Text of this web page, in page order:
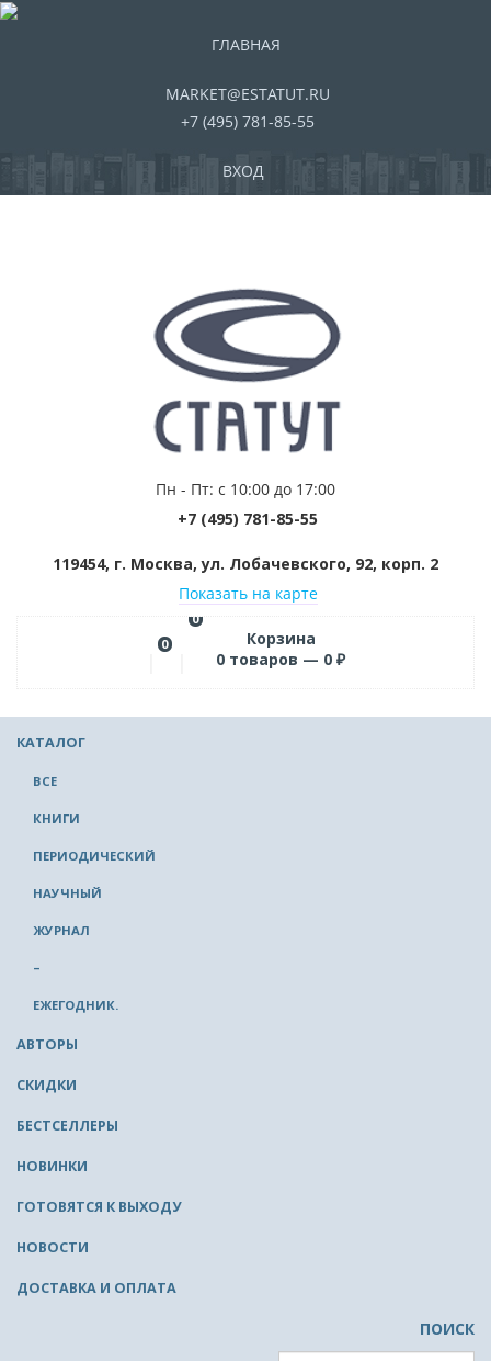
ГЛАВНАЯ
MARKET@ESTATUT.RU
+7 (495) 781-85-55
ВХОД
Пн - Пт: с 10:00 до 17:00
+7 (495) 781-85-55
119454, г. Москва, ул. Лобачевского, 92, корп. 2
Показать на карте
0
0
Корзина
0 товаров — 0 ₽
КАТАЛОГ
ВСЕ
КНИГИ
ПЕРИОДИЧЕСКИЙ
НАУЧНЫЙ
ЖУРНАЛ
–
ЕЖЕГОДНИК.
АВТОРЫ
СКИДКИ
БЕСТСЕЛЛЕРЫ
НОВИНКИ
ГОТОВЯТСЯ К ВЫХОДУ
НОВОСТИ
ДОСТАВКА И ОПЛАТА
ПОИСК